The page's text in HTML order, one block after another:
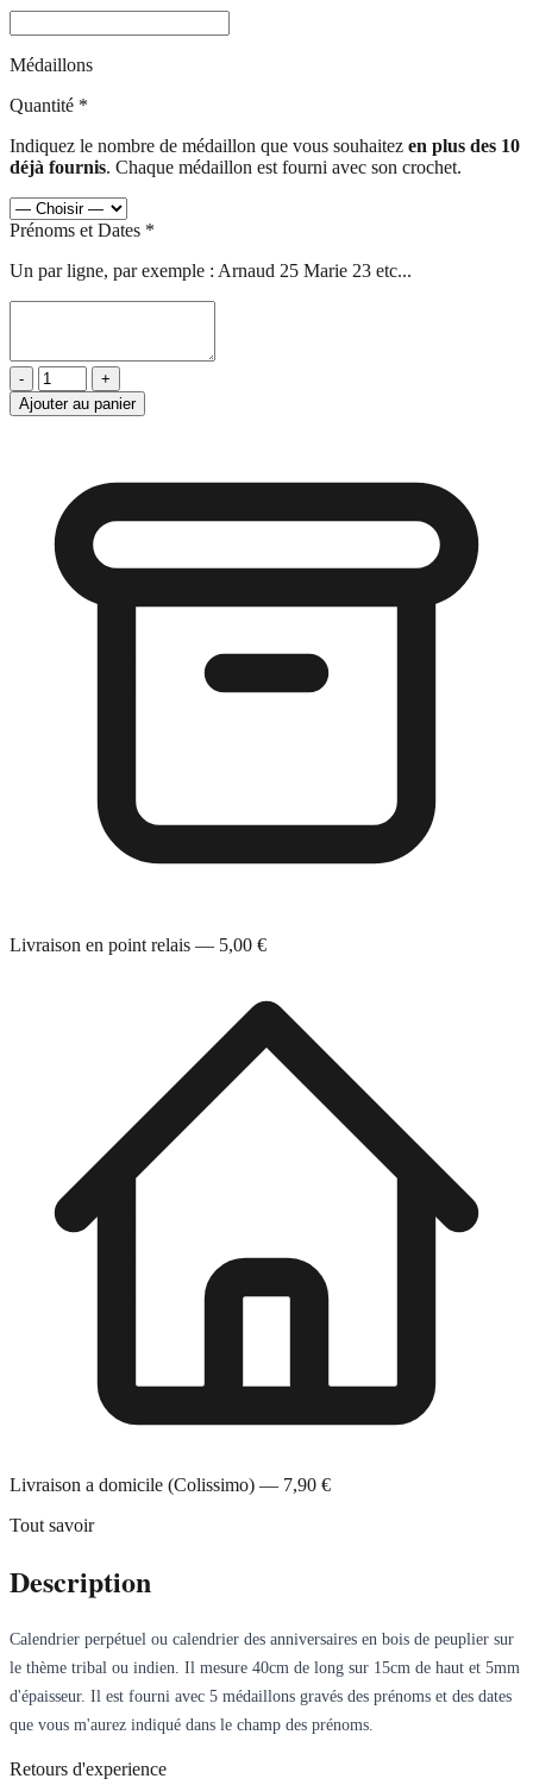
Médaillons
Quantité *
Indiquez le nombre de médaillon que vous souhaitez en plus des 10
déjà fournis. Chaque médaillon est fourni avec son crochet.
Prénoms et Dates *
Un par ligne, par exemple : Arnaud 25 Marie 23 etc...
-
+
Ajouter au panier
Livraison en point relais — 5,00 €
Livraison a domicile (Colissimo) — 7,90 €
Tout savoir
Description
Calendrier perpétuel ou calendrier des anniversaires en bois de peuplier sur
le thème tribal ou indien. Il mesure 40cm de long sur 15cm de haut et 5mm
d'épaisseur. Il est fourni avec 5 médaillons gravés des prénoms et des dates
que vous m'aurez indiqué dans le champ des prénoms.
Retours d'experience